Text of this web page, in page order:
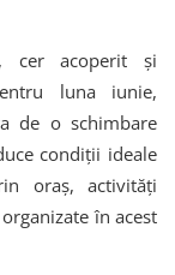
cer acoperit și
luna iunie,
de o schimbare
condiții ideale
oraș, activități
în acest